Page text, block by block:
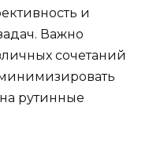
и
Важно
сочетаний
рутинные